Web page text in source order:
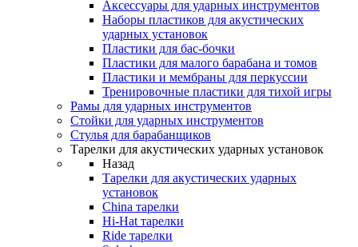
Аксессуары для ударных инструментов
Наборы пластиков для акустических
ударных установок
Пластики для бас-бочки
Пластики для малого барабана и томов
Пластики и мембраны для перкуссии
Тренировочные пластики для тихой игры
Рамы для ударных инструментов
Стойки для ударных инструментов
Стулья для барабанщиков
Тарелки для акустических ударных установок
Назад
Тарелки для акустических ударных
установок
China тарелки
Hi-Hat тарелки
Ride тарелки